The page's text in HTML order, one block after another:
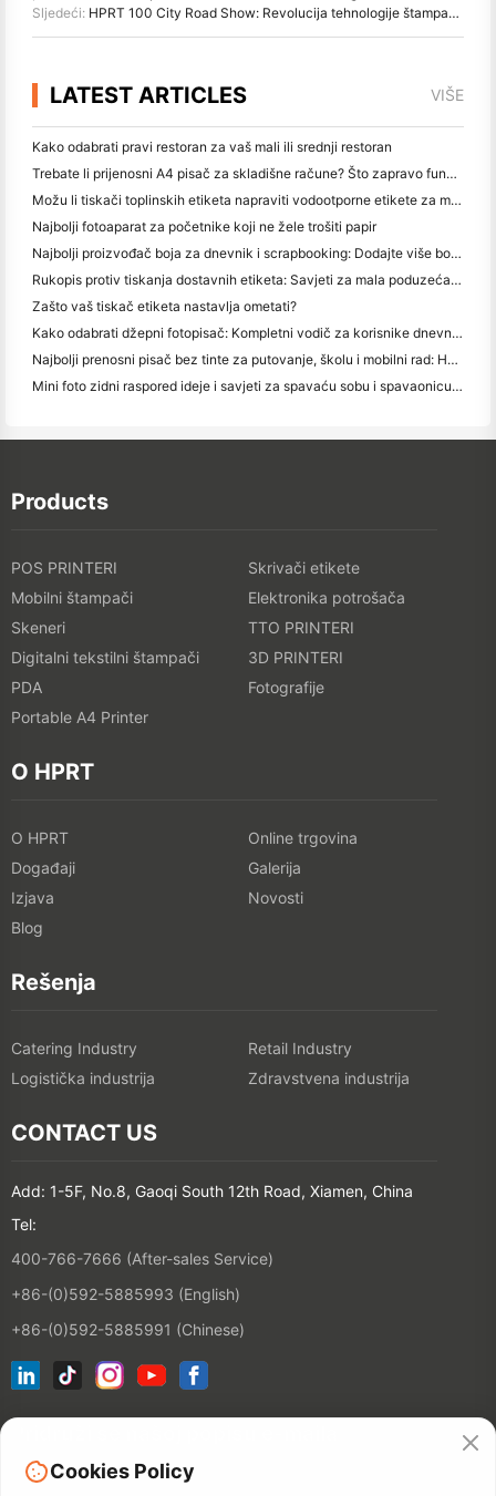
Sljedeći: HPRT 100 City Road Show: Revolucija tehnologije štampanja
LATEST ARTICLES VIŠE
Kako odabrati pravi restoran za vaš mali ili srednji restoran
Trebate li prijenosni A4 pisač za skladišne račune? Što zapravo funkcionira
Možu li tiskači toplinskih etiketa napraviti vodootporne etikete za male proizvode?
Najbolji fotoaparat za početnike koji ne žele trošiti papir
Najbolji proizvođač boja za dnevnik i scrapbooking: Dodajte više boja na svaku stranicu
Rukopis protiv tiskanja dostavnih etiketa: Savjeti za mala poduzeća u 2026.
Zašto vaš tiskač etiketa nastavlja ometati?
Kako odabrati džepni fotopisač: Kompletni vodič za korisnike dnevnika, putovanja i iPhone-a
Najbolji prenosni pisač bez tinte za putovanje, školu i mobilni rad: Hanin MT620 Pro Pregled
Mini foto zidni raspored ideje i savjeti za spavaću sobu i spavaonicu ukras
Products
POS PRINTERI
Skrivači etikete
Mobilni štampači
Elektronika potrošača
Skeneri
TTO PRINTERI
Digitalni tekstilni štampači
3D PRINTERI
PDA
Fotografije
Portable A4 Printer
O HPRT
O HPRT
Online trgovina
Događaji
Galerija
Izjava
Novosti
Blog
Rešenja
Catering Industry
Retail Industry
Logistička industrija
Zdravstvena industrija
CONTACT US
Add: 1-5F, No.8, Gaoqi South 12th Road, Xiamen, China
Tel:
400-766-7666 (After-sales Service)
+86-(0)592-5885993 (English)
+86-(0)592-5885991 (Chinese)
Cookies Policy